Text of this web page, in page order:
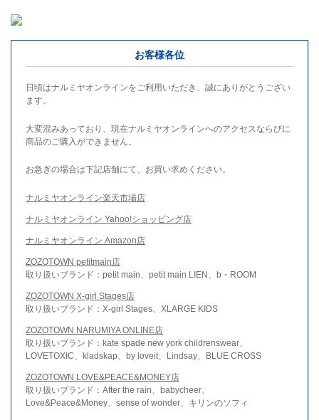
お客様各位
日頃はナルミヤオンラインをご利用いただき、誠にありがとうござい
ます。
大変混みあっており、現在ナルミヤオンラインへのアクセスならびに
商品のご購入ができません。
お急ぎの場合は下記店舗にて、お買い求めください。
ナルミヤオンライン楽天市場店
ナルミヤオンライン Yahoo!ショッピング店
ナルミヤオンライン Amazon店
ZOZOTOWN petitmain店
取り扱いブランド：petit main、petit main LIEN、b・ROOM
ZOZOTOWN X-girl Stages店
取り扱いブランド：X-girl Stages、XLARGE KIDS
ZOZOTOWN NARUMIYA ONLINE店
取り扱いブランド：kate spade new york childrenswear、
LOVETOXIC、kladskap、by loveit、Lindsay、BLUE CROSS
ZOZOTOWN LOVE&PEACE&MONEY店
取り扱いブランド：After the rain、babycheer、
Love&Peace&Money、sense of wonder、キリンのソフィ